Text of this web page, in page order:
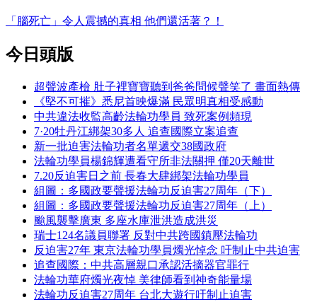
「腦死亡」令人震撼的真相 他們還活著？！
今日頭版
超聲波產檢 肚子裡寶寶聽到爸爸問候聲笑了 畫面熱傳
《堅不可摧》悉尼首映爆滿 民眾明真相受感動
中共違法收監高齡法輪功學員 致死案例頻現
7·20牡丹江綁架30多人 追查國際立案追查
新一批迫害法輪功者名單遞交38國政府
法輪功學員楊錦輝遭看守所非法關押 僅20天離世
7.20反迫害日之前 長春大肆綁架法輪功學員
組圖：多國政要聲援法輪功反迫害27周年（下）
組圖：多國政要聲援法輪功反迫害27周年（上）
颱風襲擊廣東 多座水庫泄洪造成洪災
瑞士124名議員聯署 反對中共跨國鎮壓法輪功
反迫害27年 東京法輪功學員燭光悼念 吁制止中共迫害
追查國際：中共高層親口承認活摘器官罪行
法輪功華府燭光夜悼 美律師看到神奇能量場
法輪功反迫害27周年 台北大遊行吁制止迫害